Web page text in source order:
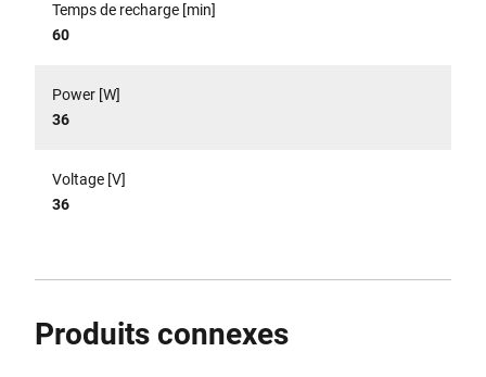
Temps de recharge [min]
60
Power [W]
36
Voltage [V]
36
Produits connexes